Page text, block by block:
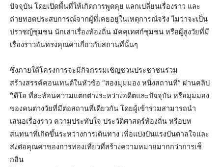
ปัจจุบัน โดยเปิดพื้นที่ให้เกิดการพูดคุย แลกเปลี่ยนเรื่องราว และ
ถ่ายทอดประสบการณ์จากผู้ที่เคยอยู่ในเหตุการณ์จริง ไม่ว่าจะเป็น
ปราชญ์ชุมชน นักเล่าเรื่องท้องถิ่น มัคคุเทศก์ชุมชน หรือผู้สูงวัยที่มี
เรื่องราวอันทรงคุณค่าเกี่ยวกับสถานที่นั้นๆ
ซึ่งภายใต้โครงการจะมีกิจกรรมเชิญชวนประชาชนร่วม
สร้างสรรค์คอนเทนต์ในหัวข้อ “สองมุมมอง หนึ่งสถานที่” ผ่านคลิป
วิดีโอ ที่สะท้อนความแตกต่างระหว่างอดีตและปัจจุบัน หรือมุมมอง
ของคนต่างวัยที่มีต่อสถานที่เดียวกัน โดยผู้เข้าร่วมสามารถนำ
เสนอเรื่องราว ความประทับใจ ประวัติศาสตร์ท้องถิ่น หรือบท
สนทนาที่เกิดขึ้นระหว่างการเดินทาง เพื่อแบ่งปันแรงบันดาลใจและ
ส่งต่อคุณค่าของการท่องเที่ยวที่สร้างความหมายมากกว่าการเช็
กอิน